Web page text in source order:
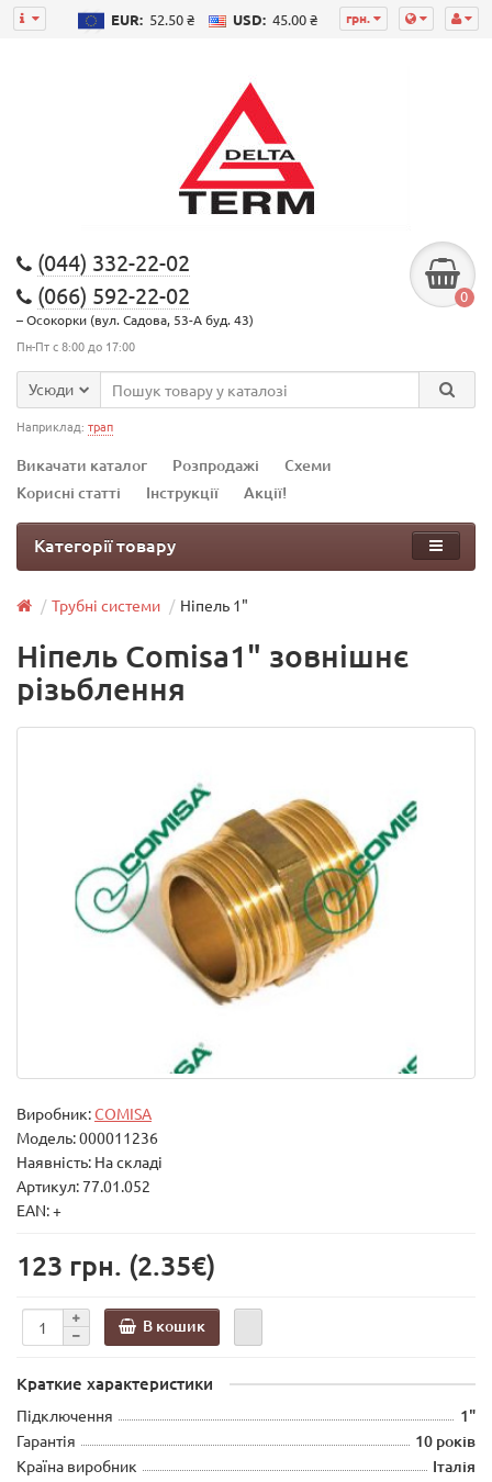
грн.
EUR: 52.50 ₴ USD: 45.00 ₴
(044) 332-22-02
(066) 592-22-02
– Осокорки (вул. Садова, 53-А буд. 43)
Пн-Пт с 8:00 до 17:00
0
Усюди
Наприклад: трап
Викачати каталог Розпродажі
Схеми
Корисні статті
Інструкції Акції!
Категорії товару
Трубні системи Ніпель 1"
Ніпель Comisa1" зовнішнє
різьблення
Виробник:COMISA
Модель:000011236
Наявність: На складі
Артикул: 77.01.052
EAN: +
123 грн. (2.35€)
В кошик
Краткие характеристики
Підключення 1"
Гарантія 10 років
Країна виробник
Італія